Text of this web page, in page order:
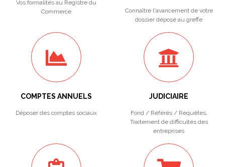
Vos formalités au Registre du
Commerce
Connaître l'avancement de votre
dossier déposé au greffe
COMPTES ANNUELS
Déposer des comptes sociaux
JUDICIAIRE
Fond / Référés / Requêtes.
Traitement de difficultés des
entreprises